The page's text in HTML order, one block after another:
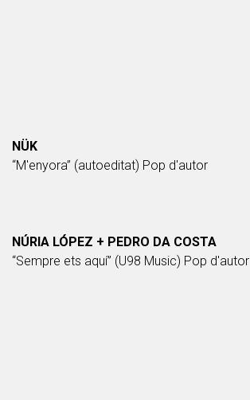
NÜK
“M'enyora” (autoeditat) Pop d'autor
NÚRIA LÓPEZ + PEDRO DA COSTA
“Sempre ets aquí” (U98 Music) Pop d'autor